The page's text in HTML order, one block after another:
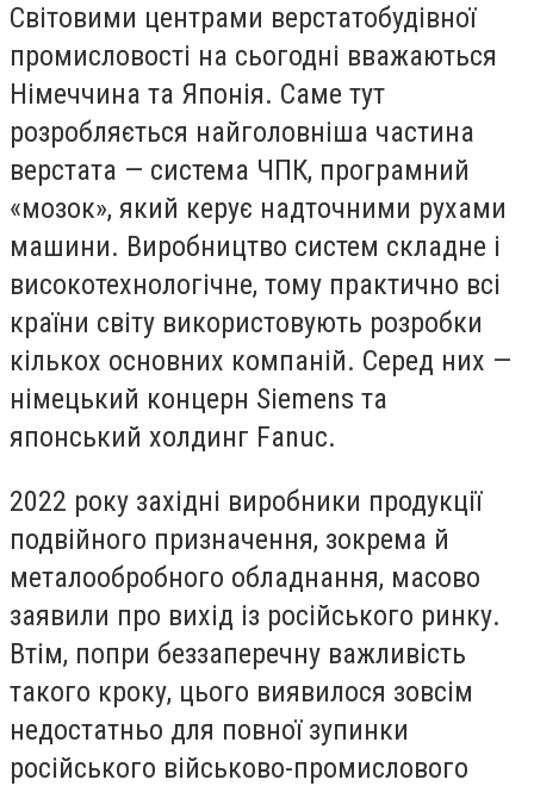
Світовими центрами верстатобудівної
промисловості на сьогодні вважаються
Німеччина та Японія. Саме тут
розробляється найголовніша частина
верстата — система ЧПК, програмний
«мозок», який керує надточними рухами
машини. Виробництво систем складне і
високотехнологічне, тому практично всі
країни світу використовують розробки
кількох основних компаній. Серед них —
німецький концерн Siemens та
японський холдинг Fanuc.
2022 року західні виробники продукції
подвійного призначення, зокрема й
металообробного обладнання, масово
заявили про вихід із російського ринку.
Втім, попри беззаперечну важливість
такого кроку, цього виявилося зовсім
недостатньо для повної зупинки
російського військово-промислового